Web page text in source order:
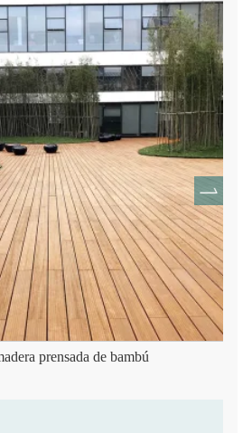
prensada de bambú